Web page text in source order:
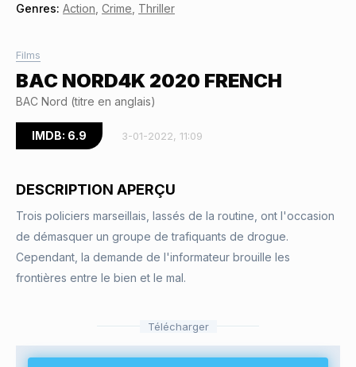
Genres: Action Crime Thriller
Films
BAC NORD4K 2020 FRENCH
BAC Nord (titre en anglais)
IMDB: 6.9 3-01-2022, 11:09
DESCRIPTION APERÇU
Trois policiers marseillais, lassés de la routine, ont l'occasion
de démasquer un groupe de trafiquants de drogue.
Cependant, la demande de l'informateur brouille les
frontières entre le bien et le mal.
Télécharger